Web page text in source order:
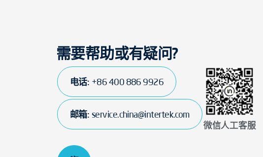
需要帮助或有疑问?
电话: +86 400 886 9926
邮箱: service.china@intertek.com
微信人工客服